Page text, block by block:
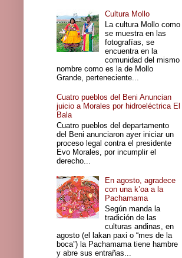
Cultura Mollo
La cultura Mollo como
se muestra en las
fotografías, se
encuentra en la
comunidad del mismo
nombre como es la de Mollo
Grande, perteneciente...
Cuatro pueblos del Beni Anuncian
juicio a Morales por hidroeléctrica El
Bala
Cuatro pueblos del departamento
del Beni anunciaron ayer iniciar un
proceso legal contra el presidente
Evo Morales, por incumplir el
derecho...
En agosto, agradece
con una k’oa a la
Pachamama
Según manda la
tradición de las
culturas andinas, en
agosto (el lakan paxi o “mes de la
boca”) la Pachamama tiene hambre
y abre sus entrañas...